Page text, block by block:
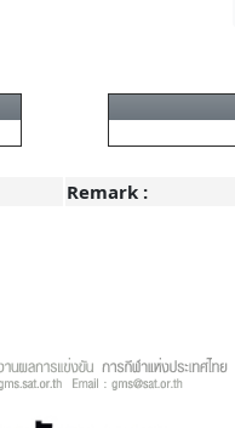
Remark :